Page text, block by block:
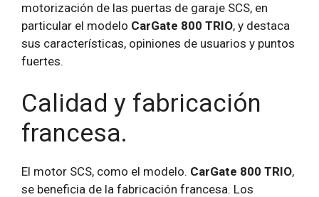
motorización de las puertas de garaje SCS, en
particular el modelo CarGate 800 TRIO, y destaca
sus características, opiniones de usuarios y puntos
fuertes.
Calidad y fabricación
francesa.
El motor SCS, como el modelo. CarGate 800 TRIO,
se beneficia de la fabricación francesa. Los